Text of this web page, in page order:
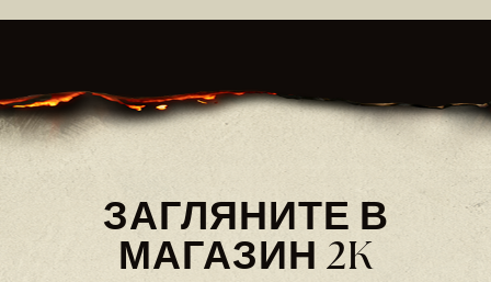
ЗАГЛЯНИТЕ В
МАГАЗИН 2K